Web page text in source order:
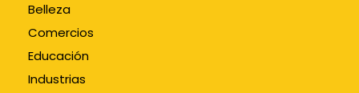
Belleza
Comercios
Educación
Industrias